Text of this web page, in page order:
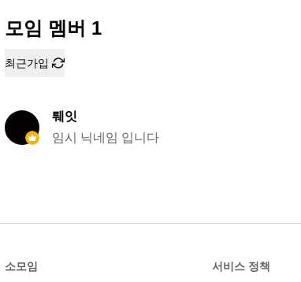
모임 멤버 1
최근가입
퉤잇
임시 닉네임 입니다
소모임 서비스 정책